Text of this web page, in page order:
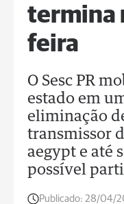
termina
feira
O Sesc PR
estado em
eliminação
transmissor
aegypt e até
possível
Publicado: 28/04/